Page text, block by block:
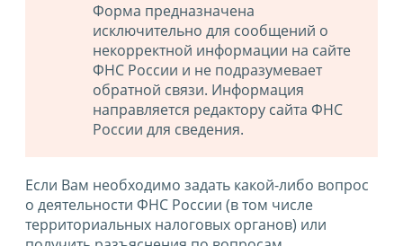
Форма предназначена
исключительно для сообщений о
некорректной информации на сайте
ФНС России и не подразумевает
обратной связи. Информация
направляется редактору сайта ФНС
России для сведения.
Если Вам необходимо задать какой-либо вопрос
о деятельности ФНС России (в том числе
территориальных налоговых органов) или